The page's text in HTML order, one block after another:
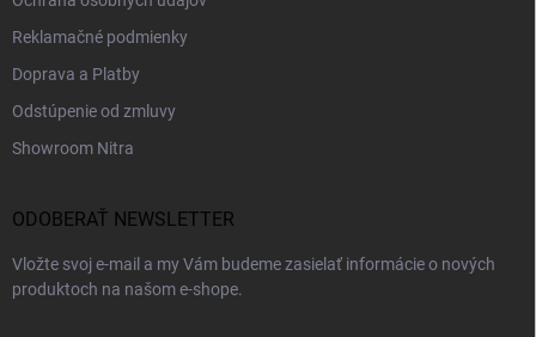
Reklamačné podmienky
Doprava a Platby
Odstúpenie od zmluvy
Showroom Nitra
ODOBERAŤ NEWSLETTER
Vložte svoj e-mail a my Vám budeme zasielať informácie o nových
produktoch na našom e-shope.